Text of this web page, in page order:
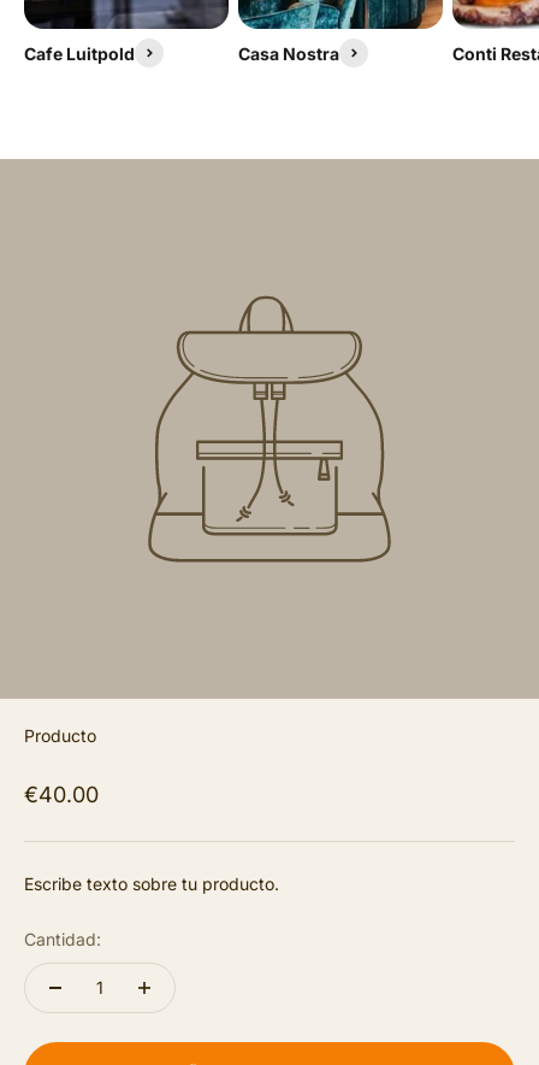
Cafe Luitpold Casa Nostra Conti
Producto
€40.00
Escribe texto sobre tu producto.
Cantidad: